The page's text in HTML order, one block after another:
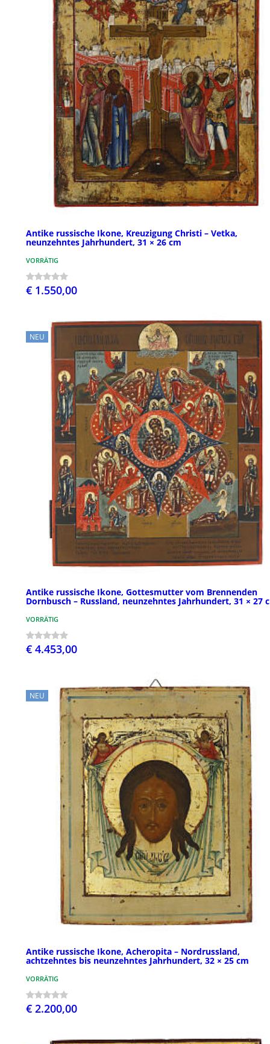
Antike russische Ikone, Kreuzigung Christi – Vetka,
neunzehntes Jahrhundert, 31 × 26 cm
VORRÄTIG
€ 1.550,00
NEU
Antike russische Ikone, Gottesmutter vom Brennenden
Dornbusch – Russland, neunzehntes Jahrhundert, 31 × 27
VORRÄTIG
€ 4.453,00
NEU
Antike russische Ikone, Acheropita – Nordrussland,
achtzehntes bis neunzehntes Jahrhundert, 32 × 25 cm
VORRÄTIG
€ 2.200,00